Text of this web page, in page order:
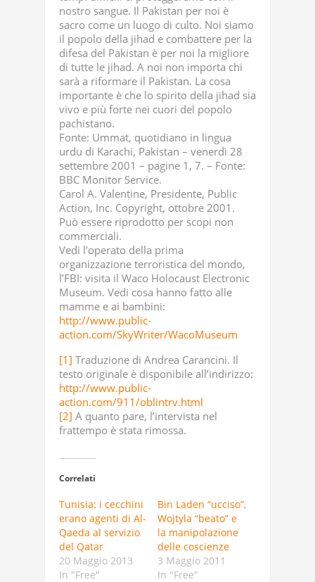
nostro sangue. Il Pakistan per noi è
sacro come un luogo di culto. Noi siamo
il popolo della jihad e combattere per la
difesa del Pakistan è per noi la migliore
di tutte le jihad. A noi non importa chi
sarà a riformare il Pakistan. La cosa
importante è che lo spirito della jihad sia
vivo e più forte nei cuori del popolo
pachistano.
Fonte: Ummat, quotidiano in lingua
urdu di Karachi, Pakistan – venerdì 28
settembre 2001 – pagine 1, 7. – Fonte:
BBC Monitor Service.
Carol A. Valentine, Presidente, Public
Action, Inc. Copyright, ottobre 2001.
Può essere riprodotto per scopi non
commerciali.
Vedi l’operato della prima
organizzazione terroristica del mondo,
l’FBI: visita il Waco Holocaust Electronic
Museum. Vedi cosa hanno fatto alle
mamme e ai bambini:
http://www.public-
action.com/SkyWriter/WacoMuseum
[1] Traduzione di Andrea Carancini. Il
testo originale è disponibile all’indirizzo:
http://www.public-
action.com/911/oblintrv.html
[2] A quanto pare, l’intervista nel
frattempo è stata rimossa.
Correlati
Tunisia: i cecchini
erano agenti di Al-
Qaeda al servizio
del Qatar
20 Maggio 2013
In "Free"
Bin Laden “ucciso”,
Wojtyla “beato” e
la manipolazione
delle coscienze
3 Maggio 2011
In "Free"